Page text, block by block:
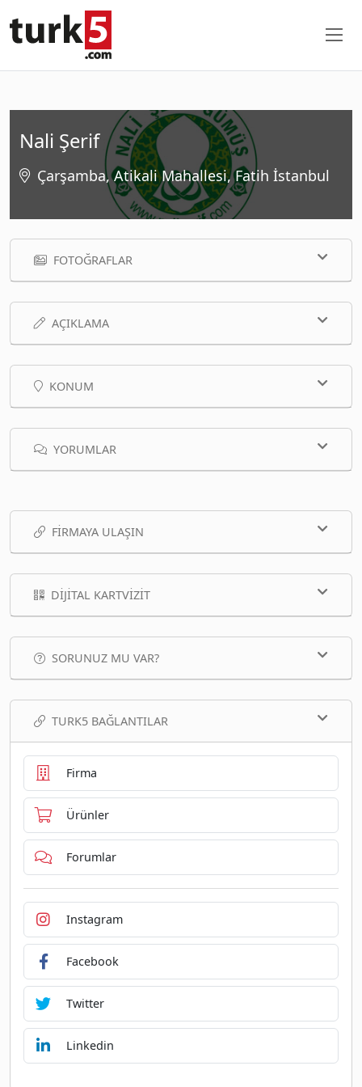
Nali Şerif
Çarşamba, Atikali Mahallesi, Fatih İstanbul
FOTOĞRAFLAR
AÇIKLAMA
KONUM
YORUMLAR
FIRMAYA ULAŞIN
DIJITAL KARTVIZIT
SORUNUZ MU VAR?
TURK5 BAĞLANTILAR
Firma
Ürünler
Forumlar
Instagram
Facebook
Twitter
Linkedin